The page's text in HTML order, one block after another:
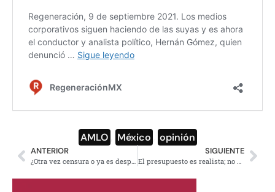
AMLO México opinión
ANTERIOR
¿Otra vez censura o ya es despido? Hernán Gómez denuncia que de nuevo no publicaron su columna
SIGUIENTE
El presupuesto es realista; no subirán impuestos ni habrá gasolinazos: AMLO